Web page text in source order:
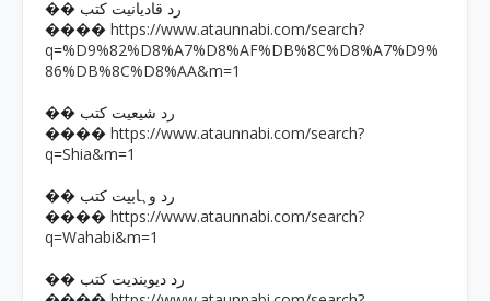
�� رد قادیانیت کتب
���� https://www.ataunnabi.com/search?
q=%D9%82%D8%A7%D8%AF%DB%8C%D8%A7%D9%
86%DB%8C%D8%AA&m=1
�� رد شیعیت کتب
���� https://www.ataunnabi.com/search?
q=Shia&m=1
�� رد وہابیت کتب
���� https://www.ataunnabi.com/search?
q=Wahabi&m=1
�� رد دیوبندیت کتب